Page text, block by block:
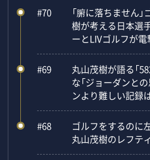
#70
「腑に落ちません
樹が考える日本選
ーとLIVゴルフが電
#69
丸山茂樹が語る「
な「ジョーダンと
ンより難しい記録
#68
ゴルフをするのに
丸山茂樹のレフテ